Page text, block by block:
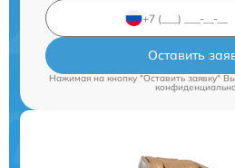
Оставить
Нажимая на кнопку "Оставить заявку"